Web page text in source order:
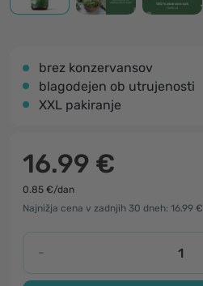
brez konzervansov
blagodejen ob utrujenosti
XXL pakiranje
16.99 €
0.85 €/dan
Najnižja cena v zadnjih 30 dneh: 16.99 €
-